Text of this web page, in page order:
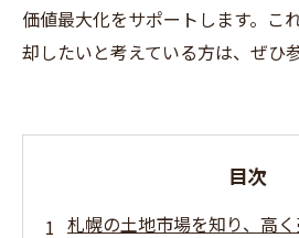
価値最大化をサポートします。こ
却したいと考えている方は、ぜひ
目次
札幌の土地市場を知り、高